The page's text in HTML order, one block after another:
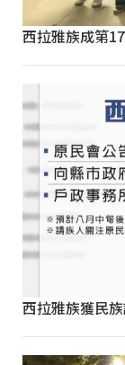
西拉雅族成第
西拉雅族獲民